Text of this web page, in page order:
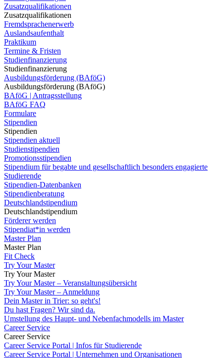
Zusatzqualifikationen
Zusatzqualifikationen
Fremdsprachenerwerb
Auslandsaufenthalt
Praktikum
Termine & Fristen
Studienfinanzierung
Studienfinanzierung
Ausbildungsförderung (BAföG)
Ausbildungsförderung (BAföG)
BAföG | Antragsstellung
BAföG FAQ
Formulare
Stipendien
Stipendien
Stipendien aktuell
Studienstipendien
Promotionsstipendien
Stipendium für begabte und gesellschaftlich besonders engagierte
Studierende
Stipendien-Datenbanken
Stipendienberatung
Deutschlandstipendium
Deutschlandstipendium
Förderer werden
Stipendiat*in werden
Master Plan
Master Plan
Fit Check
Try Your Master
Try Your Master
Try Your Master – Veranstaltungsübersicht
Try Your Master – Anmeldung
Dein Master in Trier: so geht's!
Du hast Fragen? Wir sind da.
Umstellung des Haupt- und Nebenfachmodells im Master
Career Service
Career Service
Career Service Portal | Infos für Studierende
Career Service Portal | Unternehmen und Organisationen